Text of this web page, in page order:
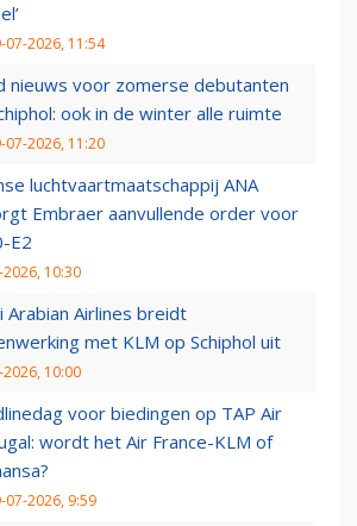
07-2026, 11:54
nieuws voor zomerse debutanten
ook in de winter alle ruimte
07-2026, 11:20
luchtvaartmaatschappij ANA
Embraer aanvullende order voor
E2
10:30
Arabian Airlines breidt
met KLM op Schiphol uit
10:00
voor biedingen op TAP Air
wordt het Air France-KLM of
07-2026, 9:59